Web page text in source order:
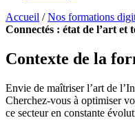
Accueil /Nos formations
Connectés : état de l’art et
Contexte de la
Envie de maîtriser l’art de
Cherchez-vous à optimiser
ce secteur en constante